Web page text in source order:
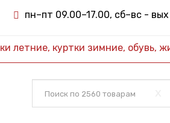
пн–пт 09.00–17.00, сб–вс - вых
летние, куртки зимние, обувь,